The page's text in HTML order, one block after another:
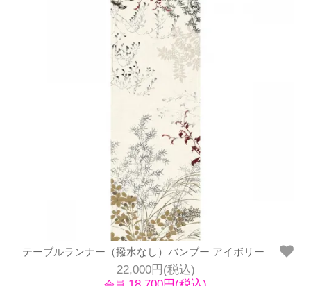
テーブルランナー（撥水なし）バンブー アイボリー
22,000円(税込)